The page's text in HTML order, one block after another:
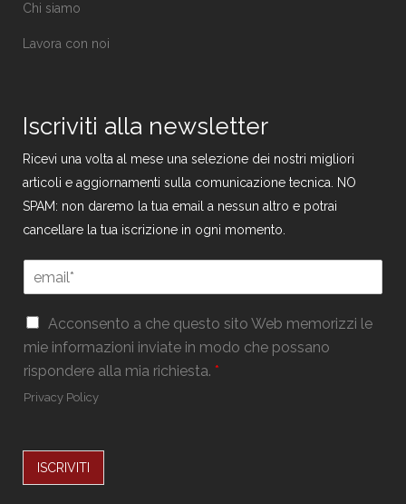
Chi siamo
Lavora con noi
Iscriviti alla newsletter
Ricevi una volta al mese una selezione dei nostri migliori
articoli e aggiornamenti sulla comunicazione tecnica. NO
SPAM: non daremo la tua email a nessun altro e potrai
cancellare la tua iscrizione in ogni momento.
m
l
*
*
*
G
P
R
*
Acconsento a che questo sito Web memorizzi le
mie informazioni inviate in modo che possano
rispondere alla mia richiesta. *
Privacy Policy
ISCRIVITI